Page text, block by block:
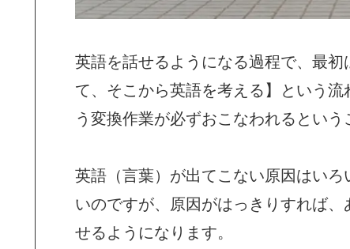
英語を話せるようになる過程で、最
て、そこから英語を考える】という
う変換作業が必ずおこなわれるという
英語（言葉）が出てこない原因はい
いのですが、原因がはっきりすれば
せるようになります。